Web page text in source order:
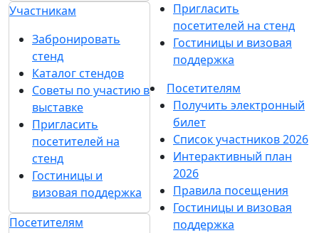
Участникам
Забронировать
стенд
Каталог стендов
Советы по участию в
выставке
Пригласить
посетителей на
стенд
Гостиницы и
визовая поддержка
Посетителям
Пригласить
посетителей на стенд
Гостиницы и визовая
поддержка
Посетителям
Получить электронный
билет
Список участников 2026
Интерактивный план
2026
Правила посещения
Гостиницы и визовая
поддержка